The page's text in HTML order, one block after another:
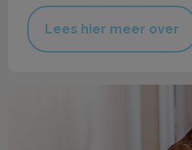
Lees hier meer over